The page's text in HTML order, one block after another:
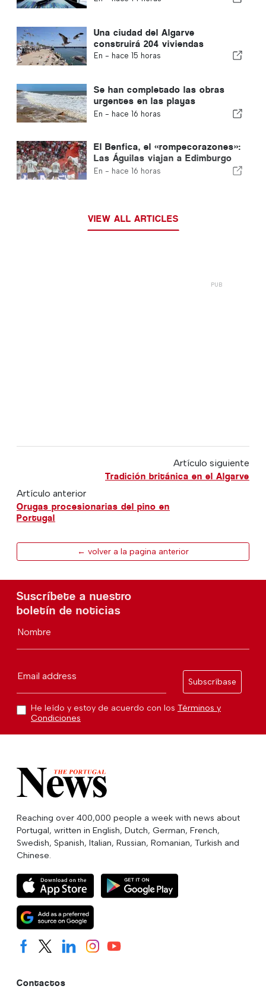
Una ciudad del Algarve
construirá 204 viviendas
En - hace 15 horas
Se han completado las obras
urgentes en las playas
portuguesas
En - hace 16 horas
El Benfica, el «rompecorazones»:
Las Águilas viajan a Edimburgo
con un pie ya en la siguiente
En - hace 16 horas
VIEW ALL ARTICLES
Artículo siguiente
Tradición británica en el Algarve
Artículo anterior
Orugas procesionarias del pino en
Portugal
← volver a la pagina anterior
Suscríbete a nuestro
boletín de noticias
Nombre
Email address
Subscríbase
He leído y estoy de acuerdo con los Términos y
Condiciones
Reaching over 400,000 people a week with news about
Portugal, written in English, Dutch, German, French,
Swedish, Spanish, Italian, Russian, Romanian, Turkish and
Chinese.
Contactos